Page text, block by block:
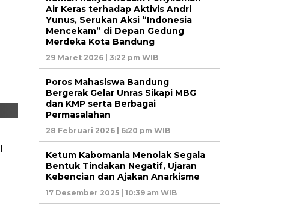
Air Keras terhadap Aktivis Andri
Yunus, Serukan Aksi “Indonesia
Mencekam” di Depan Gedung
Merdeka Kota Bandung
29 Maret 2026 | 3:22 pm WIB
Poros Mahasiswa Bandung
Bergerak Gelar Unras Sikapi MBG
dan KMP serta Berbagai
Permasalahan
28 Februari 2026 | 6:20 pm WIB
Ketum Kabomania Menolak Segala
Bentuk Tindakan Negatif, Ujaran
Kebencian dan Ajakan Anarkisme
17 Desember 2025 | 10:39 am WIB